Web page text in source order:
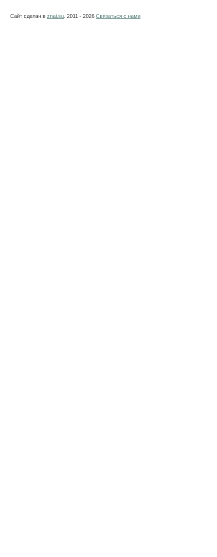
Сайт сделан в znai.su . 2011 - 2026 Связаться с нами